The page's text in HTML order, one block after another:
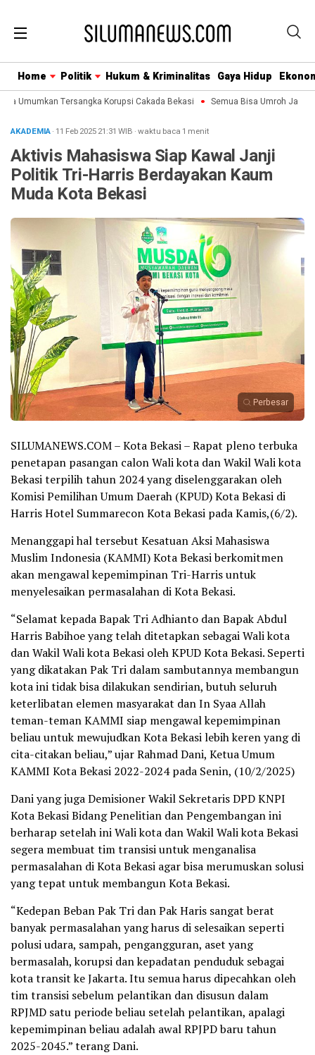
Home Politik Hukum & Kriminalitas Gaya Hidup
Umumkan Tersangka Korupsi Cakada Bekasi Semua Bisa Umroh Jalin
AKADEMIA· 11 Feb 202521:31 WIB ·waktu baca 1 menit
Aktivis Mahasiswa Siap Kawal Janji
Politik Tri-Harris Berdayakan Kaum
Muda Kota Bekasi
Perbesar
SILUMANEWS.COM – Kota Bekasi – Rapat pleno terbuka
penetapan pasangan calon Wali kota dan Wakil Wali kota
Bekasi terpilih tahun 2024 yang diselenggarakan oleh
Komisi Pemilihan Umum Daerah (KPUD) Kota Bekasi di
Harris Hotel Summarecon Kota Bekasi pada Kamis,(6/2).
Menanggapi hal tersebut Kesatuan Aksi Mahasiswa
Muslim Indonesia (KAMMI) Kota Bekasi berkomitmen
akan mengawal kepemimpinan Tri-Harris untuk
menyelesaikan permasalahan di Kota Bekasi.
“Selamat kepada Bapak Tri Adhianto dan Bapak Abdul
Harris Babihoe yang telah ditetapkan sebagai Wali kota
dan Wakil Wali kota Bekasi oleh KPUD Kota Bekasi. Seperti
yang dikatakan Pak Tri dalam sambutannya membangun
kota ini tidak bisa dilakukan sendirian, butuh seluruh
keterlibatan elemen masyarakat dan In Syaa Allah
teman-teman KAMMI siap mengawal kepemimpinan
beliau untuk mewujudkan Kota Bekasi lebih keren yang di
cita-citakan beliau,” ujar Rahmad Dani, Ketua Umum
KAMMI Kota Bekasi 2022-2024 pada Senin, (10/2/2025)
Dani yang juga Demisioner Wakil Sekretaris DPD KNPI
Kota Bekasi Bidang Penelitian dan Pengembangan ini
berharap setelah ini Wali kota dan Wakil Wali kota Bekasi
segera membuat tim transisi untuk menganalisa
permasalahan di Kota Bekasi agar bisa merumuskan solusi
yang tepat untuk membangun Kota Bekasi.
“Kedepan Beban Pak Tri dan Pak Haris sangat berat
banyak permasalahan yang harus di selesaikan seperti
polusi udara, sampah, pengangguran, aset yang
bermasalah, korupsi dan kepadatan penduduk sebagai
kota transit ke Jakarta. Itu semua harus dipecahkan oleh
tim transisi sebelum pelantikan dan disusun dalam
RPJMD satu periode beliau setelah pelantikan, apalagi
kepemimpinan beliau adalah awal RPJPD baru tahun
2025-2045.” terang Dani.